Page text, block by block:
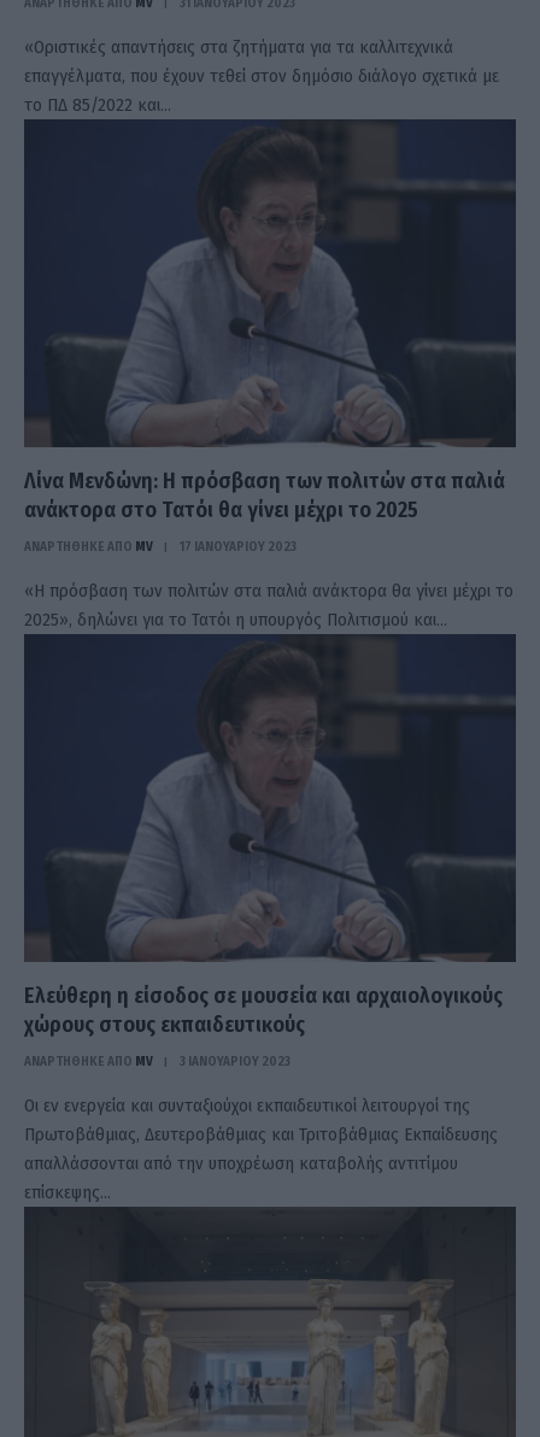
«Οριστικές απαντήσεις στα ζητήματα για τα καλλιτεχνικά
επαγγέλματα, που έχουν τεθεί στον δημόσιο διάλογο σχετικά με
το ΠΔ 85/2022 και…
Λίνα Μενδώνη: Η πρόσβαση των πολιτών στα παλιά
ανάκτορα στο Τατόι θα γίνει μέχρι το 2025
ΑΝΑΡΤΗΘΗΚΕ ΑΠΟ MV 17 ΙΑΝΟΥΑΡΊΟΥ 2023
«Η πρόσβαση των πολιτών στα παλιά ανάκτορα θα γίνει μέχρι το
2025», δηλώνει για το Τατόι η υπουργός Πολιτισμού και…
Ελεύθερη η είσοδος σε μουσεία και αρχαιολογικούς
χώρους στους εκπαιδευτικούς
ΑΝΑΡΤΗΘΗΚΕ ΑΠΟ MV 3 ΙΑΝΟΥΑΡΊΟΥ 2023
Οι εν ενεργεία και συνταξιούχοι εκπαιδευτικοί λειτουργοί της
Πρωτοβάθμιας, Δευτεροβάθμιας και Τριτοβάθμιας Εκπαίδευσης
απαλλάσσονται από την υποχρέωση καταβολής αντιτίμου
επίσκεψης…